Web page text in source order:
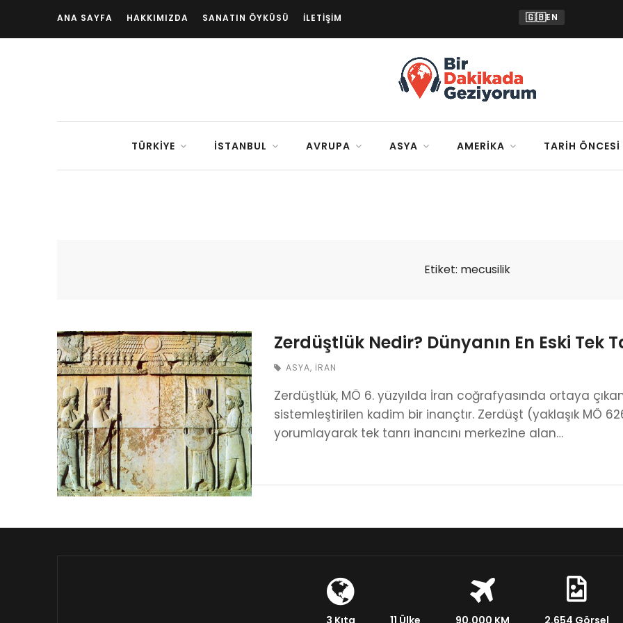
ANA SAYFA HAKKIMIZDA SANATIN ÖYKÜSÜ İLETIŞIM 🇬🇧EN
TÜRKIYE İSTANBUL AVRUPA ASYA AMERIKA TARIH ÖNCESI
Etiket: mecusilik
Zerdüştlük Nedir? Dünyanın En Eski Tek
ASYA, İRAN
Zerdüştlük, MÖ 6. yüzyılda İran coğrafyasında ortaya
sistemleştirilen kadim bir inançtır. Zerdüşt (yaklaşık MÖ
yorumlayarak tek tanrı inancını merkezine alan…